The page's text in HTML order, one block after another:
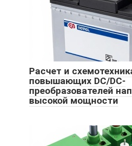
Расчет и
повышающих DC/DC-
преобразователей
высокой мощности